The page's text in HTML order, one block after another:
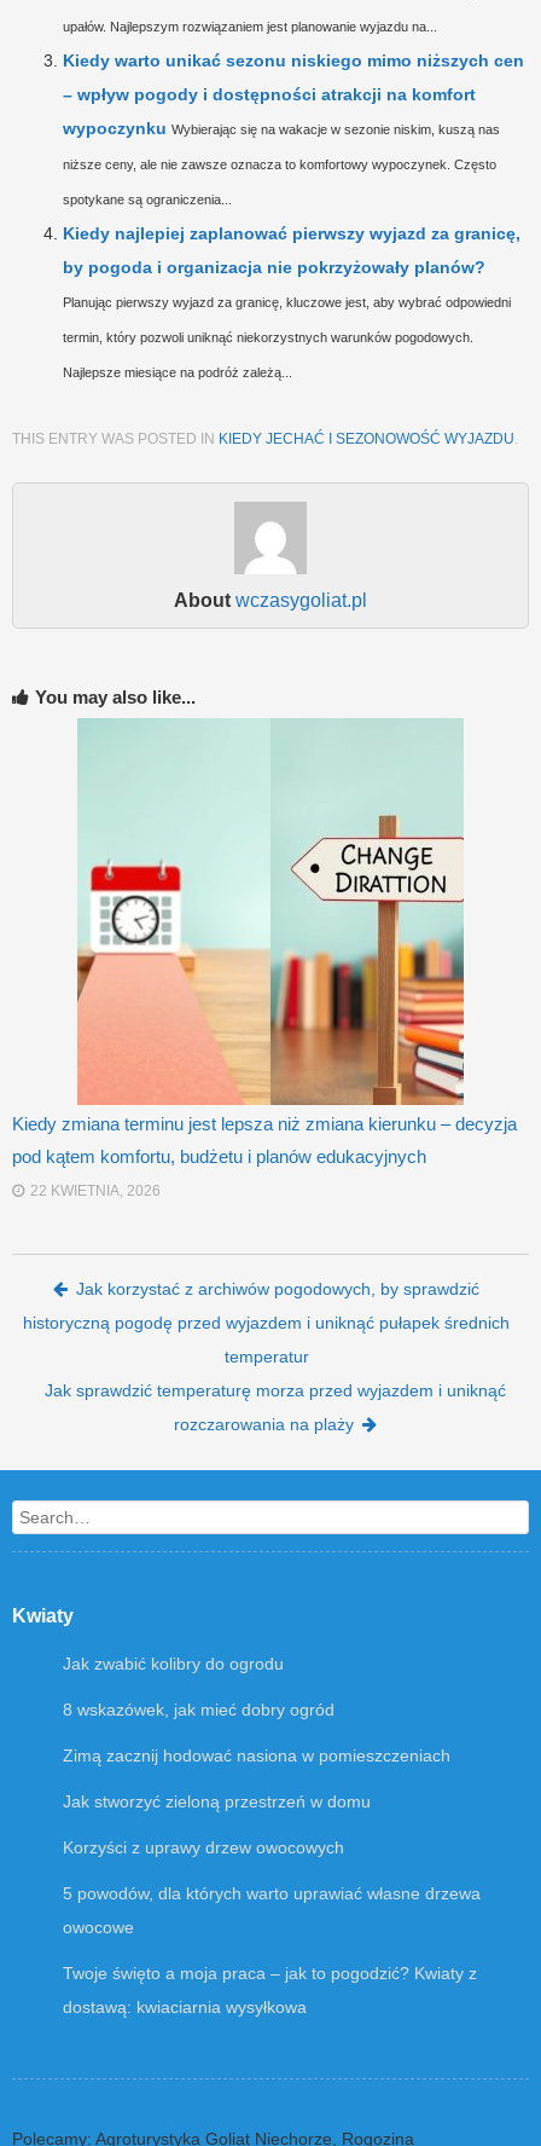
upałów. Najlepszym rozwiązaniem jest planowanie wyjazdu na...
Kiedy warto unikać sezonu niskiego mimo niższych cen
– wpływ pogody i dostępności atrakcji na komfort
wypoczynku Wybierając się na wakacje w sezonie niskim, kuszą nas
niższe ceny, ale nie zawsze oznacza to komfortowy wypoczynek. Często
spotykane są ograniczenia...
Kiedy najlepiej zaplanować pierwszy wyjazd za granicę,
by pogoda i organizacja nie pokrzyżowały planów?
Planując pierwszy wyjazd za granicę, kluczowe jest, aby wybrać odpowiedni
termin, który pozwoli uniknąć niekorzystnych warunków pogodowych.
Najlepsze miesiące na podróż zależą...
THIS ENTRY WAS POSTED IN KIEDY JECHAĆ I SEZONOWOŚĆ WYJAZDU.
About wczasygoliat.pl
You may also like...
Kiedy zmiana terminu jest lepsza niż zmiana kierunku – decyzja
pod kątem komfortu, budżetu i planów edukacyjnych
22 KWIETNIA, 2026
Post navigation
Jak korzystać z archiwów pogodowych, by sprawdzić
historyczną pogodę przed wyjazdem i uniknąć pułapek średnich
temperatur
Jak sprawdzić temperaturę morza przed wyjazdem i uniknąć
rozczarowania na plaży
Search
Kwiaty
Jak zwabić kolibry do ogrodu
8 wskazówek, jak mieć dobry ogród
Zimą zacznij hodować nasiona w pomieszczeniach
Jak stworzyć zieloną przestrzeń w domu
Korzyści z uprawy drzew owocowych
5 powodów, dla których warto uprawiać własne drzewa
owocowe
Twoje święto a moja praca – jak to pogodzić? Kwiaty z
dostawą: kwiaciarnia wysyłkowa
Polecamy: Agroturystyka Goliat Niechorze, Rogozina